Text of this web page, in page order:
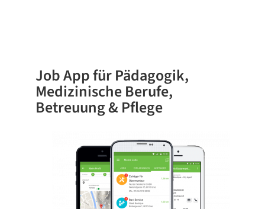
Job App fürPädagogik,
Medizinische Berufe,
Betreuung & Pflege